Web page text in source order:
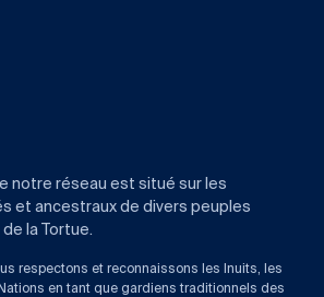
notre réseau est situé sur les
et ancestraux de divers peuples
la Tortue.
respectons et reconnaissons les Inuits, les
en tant que gardiens traditionnels des